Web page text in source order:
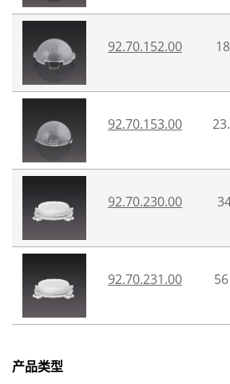
92.70.152.00
92.70.153.00
92.70.230.00
92.70.231.00
产品类型